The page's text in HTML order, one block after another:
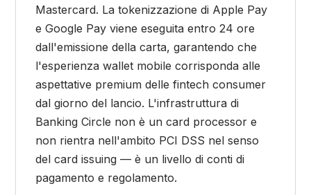
Mastercard. La tokenizzazione di Apple Pay
e Google Pay viene eseguita entro 24 ore
dall'emissione della carta, garantendo che
l'esperienza wallet mobile corrisponda alle
aspettative premium delle fintech consumer
dal giorno del lancio. L'infrastruttura di
Banking Circle non è un card processor e
non rientra nell'ambito PCI DSS nel senso
del card issuing — è un livello di conti di
pagamento e regolamento.